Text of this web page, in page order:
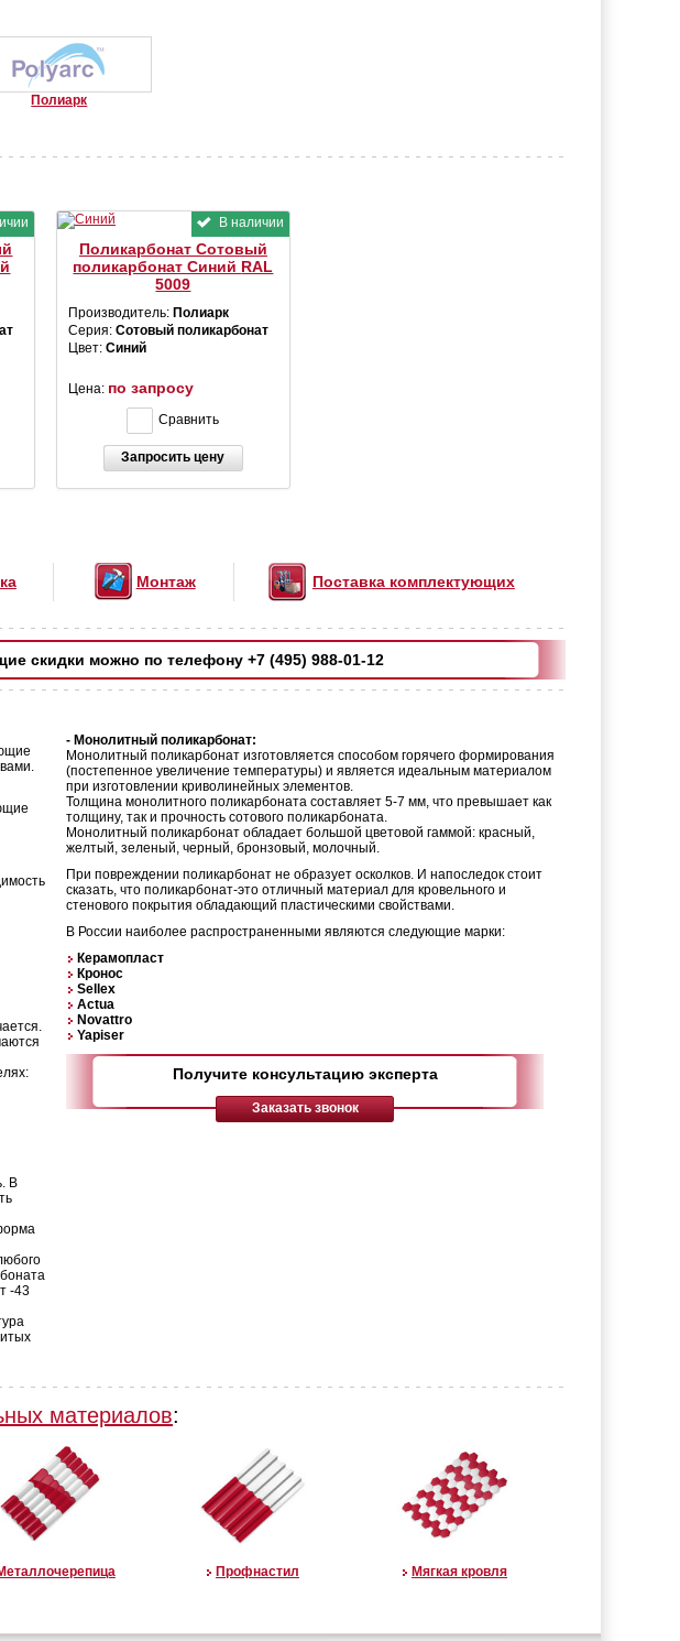
Полиарк
В наличии
Поликарбонат Сотовый
поликарбонат Синий RAL
5009
Производитель: Полиарк
Серия: Сотовый поликарбонат
Цвет: Синий
Цена: по запросу
Сравнить
Запросить цену
Монтаж Поставка комплектующих
скидки можно по телефону +7 (495) 988-01-12
В
-43
- Монолитный поликарбонат:
Монолитный поликарбонат изготовляется способом горячего формирования
(постепенное увеличение температуры) и является идеальным материалом
при изготовлении криволинейных элементов.
Толщина монолитного поликарбоната составляет 5-7 мм, что превышает как
толщину, так и прочность сотового поликарбоната.
Монолитный поликарбонат обладает большой цветовой гаммой: красный,
желтый, зеленый, черный, бронзовый, молочный.
При повреждении поликарбонат не образует осколков. И напоследок стоит
сказать, что поликарбонат-это отличный материал для кровельного и
стенового покрытия обладающий пластическими свойствами.
В России наиболее распространенными являются следующие марки:
Керамопласт
Кронос
Sellex
Actua
Novattro
Yapiser
Получите консультацию эксперта
Заказать звонок
материалов:
Профнастил Мягкая кровля